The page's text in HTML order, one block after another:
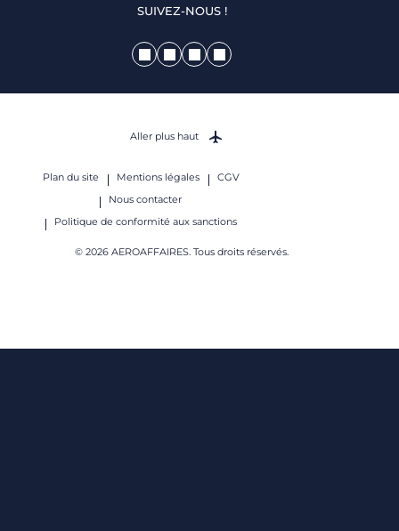
SUIVEZ-NOUS !
Plan du site Mentions légales
CGV
Nous contacter
Politique de conformité aux sanctions
© 2026 AEROAFFAIRES. Tous droits réservés.
Aller plus haut